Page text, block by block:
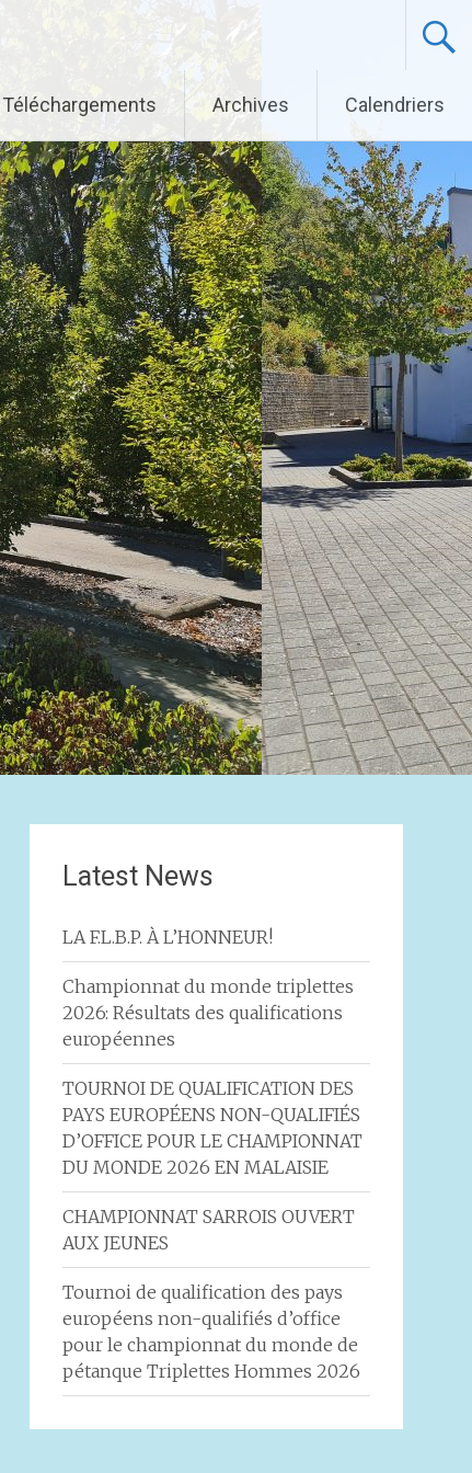
Téléchargements Archives Calendriers
Latest News
LA F.L.B.P. À L’HONNEUR!
Championnat du monde triplettes
2026: Résultats des qualifications
européennes
TOURNOI DE QUALIFICATION DES
PAYS EUROPÉENS NON-QUALIFIÉS
D’OFFICE POUR LE CHAMPIONNAT
DU MONDE 2026 EN MALAISIE
CHAMPIONNAT SARROIS OUVERT
AUX JEUNES
Tournoi de qualification des pays
européens non-qualifiés d’office
pour le championnat du monde de
pétanque Triplettes Hommes 2026